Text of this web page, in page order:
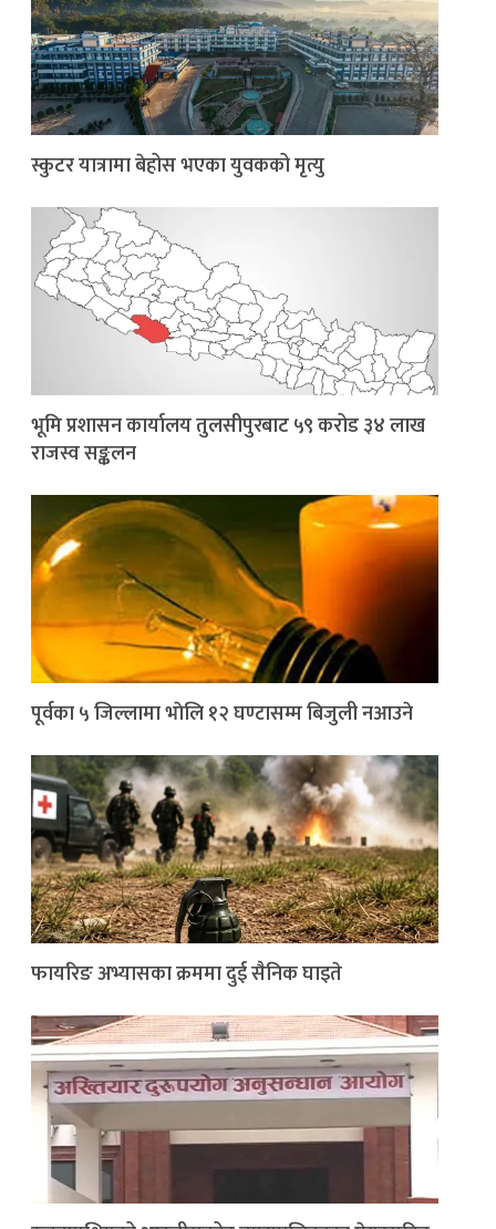
स्कुटर यात्रामा बेहोस भएका युवकको मृत्यु
भूमि प्रशासन कार्यालय तुलसीपुरबाट ५९ करोड ३४ लाख
राजस्व सङ्कलन
पूर्वका ५ जिल्लामा भाेलि १२ घण्टासम्म बिजुली नआउने
फायरिङ अभ्यासका क्रममा दुई सैनिक घाइते